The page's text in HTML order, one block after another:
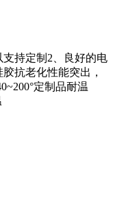
持定制2、良好的电
抗老化性能突出，
定制品耐温